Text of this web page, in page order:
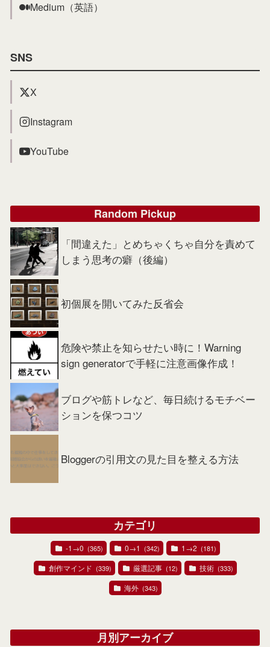
Medium（英語）
SNS
X
Instagram
YouTube
Random Pickup
「間違えた」とめちゃくちゃ自分を責めて
しまう思考の癖（後編）
初個展を開いてみた反省会
危険や禁止を知らせたい時に！Warning
sign generatorで手軽に注意画像作成！
ブログや筋トレなど、毎日続けるモチベー
ションを保つコツ
Bloggerの引用文の見た目を整える方法
カテゴリ
-1→0 (365) 0→1 (342) 1→2 (181)
創作マインド (339) 厳選記事 (12) 技術 (333)
海外 (343)
月別アーカイブ